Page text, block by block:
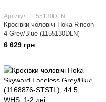
Артикул: 1155130DLN
Кросівки чоловічі Hoka Rincon
4 Grey/Blue (1155130DLN)
6 629 грн